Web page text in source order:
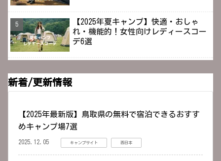
【2025年夏キャンプ】快適・おしゃ
れ・機能的！女性向けレディースコー
デ6選
新着/更新情報
【2025年最新版】鳥取県の無料で宿泊できるおすす
めキャンプ場7選
2025.12.05 キャンプサイト 西日本